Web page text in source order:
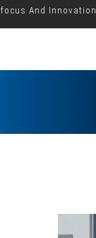
And Innovation